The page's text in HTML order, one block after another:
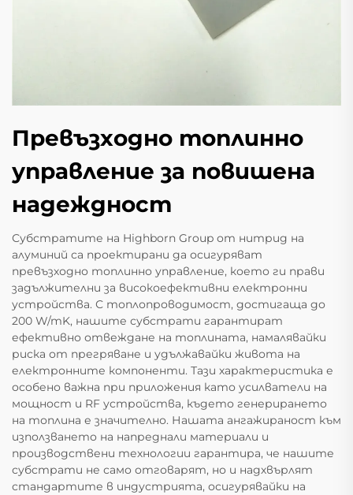
Превъзходно топлинно
управление за повишена
надеждност
Субстратите на Highborn Group от нитрид на
алуминий са проектирани да осигуряват
превъзходно топлинно управление, което ги прави
задължителни за високоефективни електронни
устройства. С топлопроводимост, достигаща до
200 W/mK, нашите субстрати гарантират
ефективно отвеждане на топлината, намалявайки
риска от прегряване и удължавайки живота на
електронните компоненти. Тази характеристика е
особено важна при приложения като усилватели на
мощност и RF устройства, където генерирането
на топлина е значително. Нашата ангажираност към
използването на напреднали материали и
производствени технологии гарантира, че нашите
субстрати не само отговарят, но и надхвърлят
стандартите в индустрията, осигурявайки на